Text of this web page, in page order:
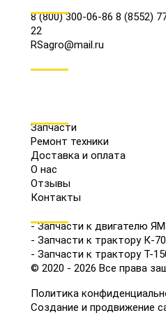
8 (800) 300-06-86 8 (8552)
22
RSagro@mail.ru
Запчасти
Ремонт техники
Доставка и оплата
О нас
Отзывы
Контакты
- Запчасти к двигателю
- Запчасти к трактору К-
- Запчасти к трактору Т-
© 2020 - 2026 Все права
Политика
Создание и продвижение